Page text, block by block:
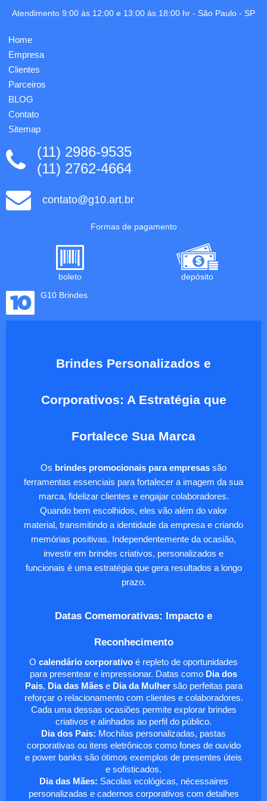
ou silk
incluso.
Atendimento 9:00 às 12:00 e 13:00 às 18:00 hr - São Paulo - SP
Home
Empresa
Clientes
Parceiros
BLOG
Contato
Sitemap
(11) 2986-9535
(11) 2762-4664
contato@g10.art.br
Formas de pagamento
boleto
depósito
G10 Brindes
Brindes Personalizados e
Corporativos: A Estratégia que
Fortalece Sua Marca
Os brindes promocionais para empresas são
ferramentas essenciais para fortalecer a imagem da sua
marca, fidelizar clientes e engajar colaboradores.
Quando bem escolhidos, eles vão além do valor
material, transmitindo a identidade da empresa e criando
memórias positivas. Independentemente da ocasião,
investir em brindes criativos, personalizados e
funcionais é uma estratégia que gera resultados a longo
prazo.
Datas Comemorativas: Impacto e
Reconhecimento
O calendário corporativo é repleto de oportunidades
para presentear e impressionar. Datas como Dia dos
Pais, Dia das Mãese Dia da Mulhersão perfeitas para
reforçar o relacionamento com clientes e colaboradores.
Cada uma dessas ocasiões permite explorar brindes
criativos e alinhados ao perfil do público.
Dia dos Pais: Mochilas personalizadas, pastas
corporativas ou itens eletrônicos como fones de ouvido
e power banks são ótimos exemplos de presentes úteis
e sofisticados.
Dia das Mães: Sacolas ecológicas, nécessaires
personalizadas e cadernos corporativos com detalhes